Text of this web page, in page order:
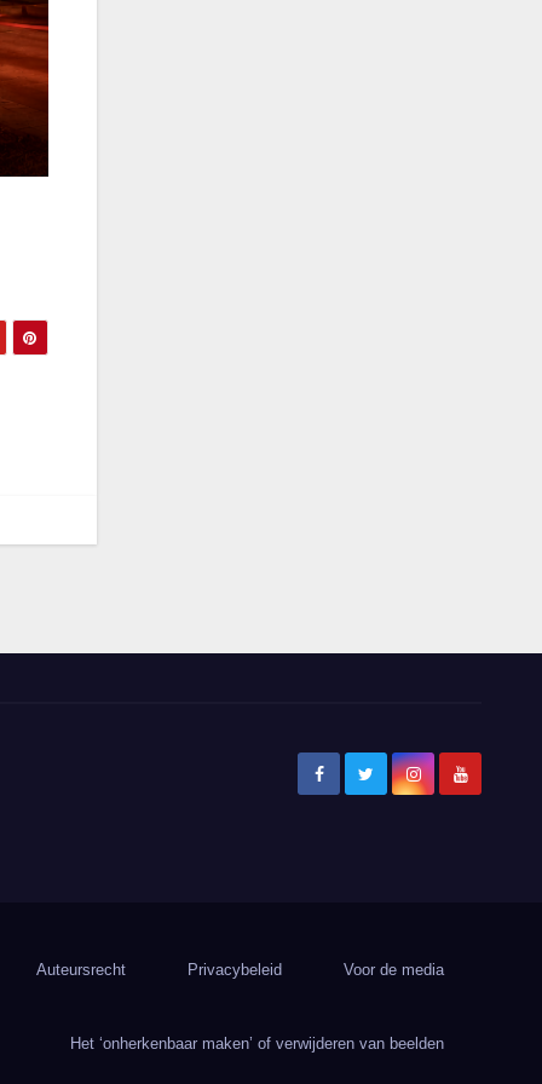
Auteursrecht Privacybeleid Voor de media
Het ‘onherkenbaar maken’ of verwijderen van beelden